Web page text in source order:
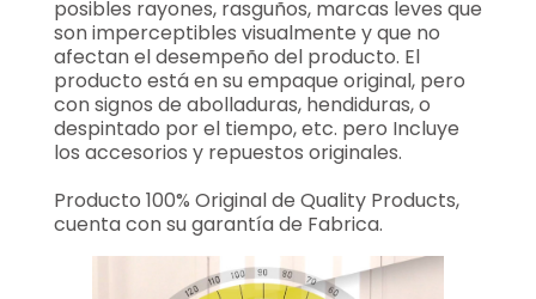
posibles rayones, rasguños, marcas leves que
son imperceptibles visualmente y que no
afectan el desempeño del producto. El
producto está en su empaque original, pero
con signos de abolladuras, hendiduras, o
despintado por el tiempo, etc. pero Incluye
los accesorios y repuestos originales.
Producto 100% Original de Quality Products,
cuenta con su garantía de Fabrica.